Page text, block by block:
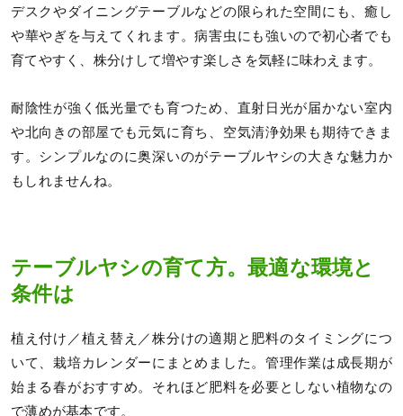
デスクやダイニングテーブルなどの限られた空間にも、癒し
や華やぎを与えてくれます。病害虫にも強いので初心者でも
育てやすく、株分けして増やす楽しさを気軽に味わえます。
耐陰性が強く低光量でも育つため、直射日光が届かない室内
や北向きの部屋でも元気に育ち、空気清浄効果も期待できま
す。シンプルなのに奥深いのがテーブルヤシの大きな魅力か
もしれませんね。
テーブルヤシの育て方。最適な環境と
条件は
植え付け／植え替え／株分けの適期と肥料のタイミングにつ
いて、栽培カレンダーにまとめました。管理作業は成長期が
始まる春がおすすめ。それほど肥料を必要としない植物なの
で薄めが基本です。